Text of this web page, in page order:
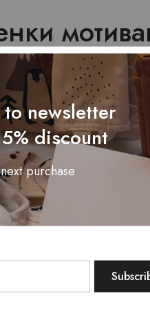
В ситуациях
способностей или
значимой. Она GetX
что минимальный шаг
под влиянием
осознаётся в
реагирования
и проверять
стремление
newsletter
discount
purchase